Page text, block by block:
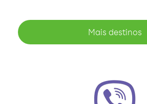
Mais destinos